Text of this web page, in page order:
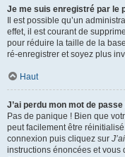
Je me suis enregistré par le
Il est possible qu’un
effet, il est courant de
pour réduire la taille de la
ré-enregistrer et soyez plus
Haut
J’ai perdu mon mot de passe
Pas de panique ! Bien que
peut facilement être
connexion puis cliquez sur
instructions énoncées et vous